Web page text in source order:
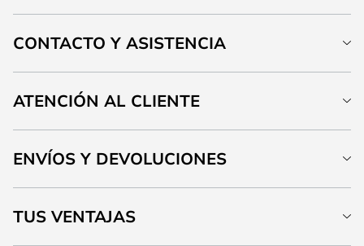
CONTACTO Y ASISTENCIA
ATENCIÓN AL CLIENTE
ENVÍOS Y DEVOLUCIONES
TUS VENTAJAS